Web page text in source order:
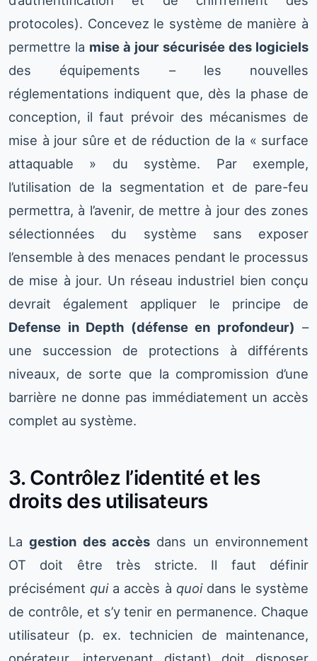
protocoles). Concevez le système de manière à
permettre la mise à jour sécurisée des logiciels
des équipements – les nouvelles
réglementations indiquent que, dès la phase de
conception, il faut prévoir des mécanismes de
mise à jour sûre et de réduction de la « surface
attaquable » du système. Par exemple,
l’utilisation de la segmentation et de pare-feu
permettra, à l’avenir, de mettre à jour des zones
sélectionnées du système sans exposer
l’ensemble à des menaces pendant le processus
de mise à jour. Un réseau industriel bien conçu
devrait également appliquer le principe de
Defense in Depth (défense en profondeur) –
une succession de protections à différents
niveaux, de sorte que la compromission d’une
barrière ne donne pas immédiatement un accès
complet au système.
3. Contrôlez l’identité et les
droits des utilisateurs
Lagestion des accès dans un environnement
OT doit être très stricte. Il faut définir
précisémentquia accès à quoidans le système
de contrôle, et s’y tenir en permanence. Chaque
utilisateur (p. ex. technicien de maintenance,